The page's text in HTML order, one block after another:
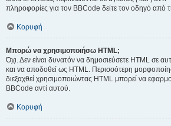
πληροφορίες για τον BBCode δείτε τον οδηγό από
Κορυφή
Μπορώ να χρησιμοποιήσω HTML;
Όχι. Δεν είναι δυνατόν να δημοσιεύσετε HTML σε
και να αποδοθεί ως HTML. Περισσότερη
διεξαχθεί χρησιμοποιώντας HTML μπορεί να
BBCode αντί αυτού.
Κορυφή